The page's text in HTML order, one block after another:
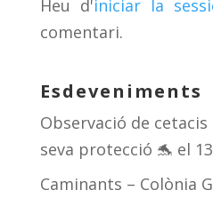
Heu d'iniciar la
comentari.
Esdeveniments
Observació de cetacis
seva protecció 🐬 el
Caminants – Colònia